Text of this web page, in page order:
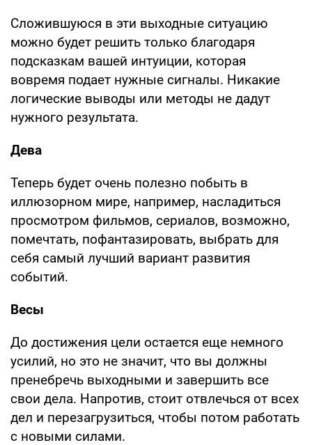
Сложившуюся в эти выходные ситуацию
можно будет решить только благодаря
подсказкам вашей интуиции, которая
вовремя подает нужные сигналы. Никакие
логические выводы или методы не дадут
нужного результата.
Дева
Теперь будет очень полезно побыть в
иллюзорном мире, например, насладиться
просмотром фильмов, сериалов, возможно,
помечтать, пофантазировать, выбрать для
себя самый лучший вариант развития
событий.
Весы
До достижения цели остается еще немного
усилий, но это не значит, что вы должны
пренебречь выходными и завершить все
свои дела. Напротив, стоит отвлечься от всех
дел и перезагрузиться, чтобы потом работать
с новыми силами.